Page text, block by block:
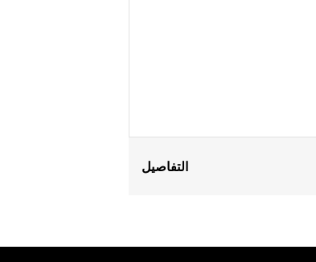
التفاصيل
Installation Instructions